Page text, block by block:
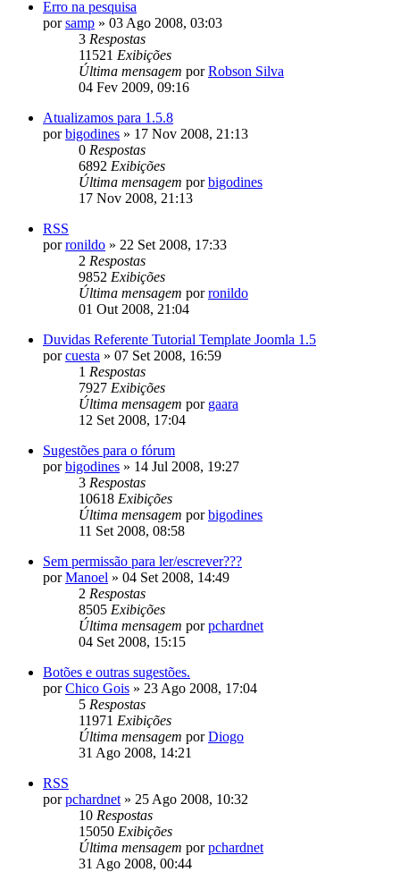
Erro na pesquisa
porsamp » 03 Ago 2008, 03:03
3 Respostas
11521 Exibições
Última mensagem porRobson Silva
04 Fev 2009, 09:16
Atualizamos para 1.5.8
porbigodines » 17 Nov 2008, 21:13
0 Respostas
6892 Exibições
Última mensagem porbigodines
17 Nov 2008, 21:13
RSS
porronildo » 22 Set 2008, 17:33
2 Respostas
9852 Exibições
Última mensagem porronildo
01 Out 2008, 21:04
Duvidas Referente Tutorial Template Joomla 1.5
porcuesta » 07 Set 2008, 16:59
1 Respostas
7927 Exibições
Última mensagem por gaara
12 Set 2008, 17:04
Sugestões para o fórum
porbigodines » 14 Jul 2008, 19:27
3 Respostas
10618 Exibições
Última mensagem porbigodines
11 Set 2008, 08:58
Sem permissão para ler/escrever???
porManoel » 04 Set 2008, 14:49
2 Respostas
8505 Exibições
Última mensagem porpchardnet
04 Set 2008, 15:15
Botões e outras sugestões.
porChico Gois » 23 Ago 2008, 17:04
5 Respostas
11971 Exibições
Última mensagem porDiogo
31 Ago 2008, 14:21
RSS
porpchardnet » 25 Ago 2008, 10:32
10 Respostas
15050 Exibições
Última mensagem porpchardnet
31 Ago 2008, 00:44